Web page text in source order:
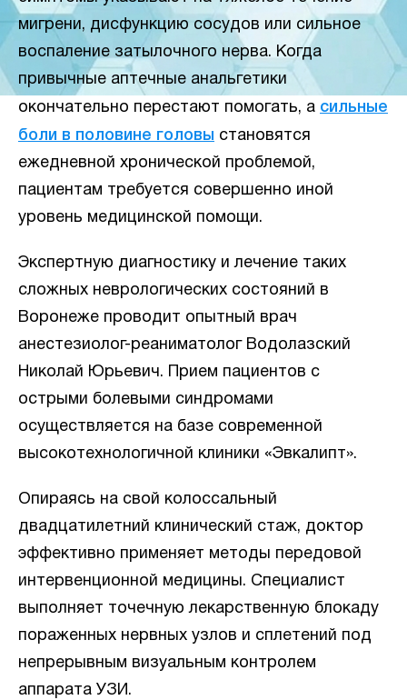
мигрени, дисфункцию сосудов или сильное
воспаление затылочного нерва. Когда
привычные аптечные анальгетики
окончательно перестают помогать, а сильные
боли в половине головы становятся
ежедневной хронической проблемой,
пациентам требуется совершенно иной
уровень медицинской помощи.
Экспертную диагностику и лечение таких
сложных неврологических состояний в
Воронеже проводит опытный врач
анестезиолог-реаниматолог Водолазский
Николай Юрьевич. Прием пациентов с
острыми болевыми синдромами
осуществляется на базе современной
высокотехнологичной клиники «Эвкалипт».
Опираясь на свой колоссальный
двадцатилетний клинический стаж, доктор
эффективно применяет методы передовой
интервенционной медицины. Специалист
выполняет точечную лекарственную блокаду
пораженных нервных узлов и сплетений под
непрерывным визуальным контролем
аппарата УЗИ.